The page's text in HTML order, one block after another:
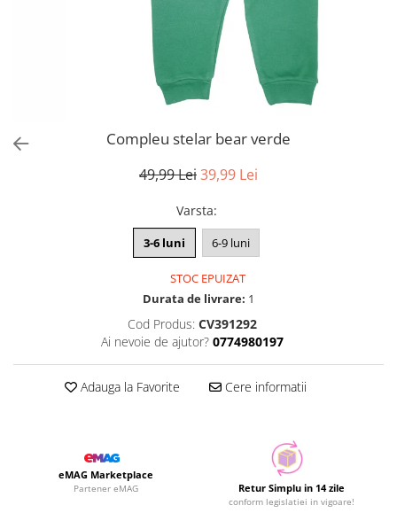
Compleu stelar bear verde
49,99 Lei39,99 Lei
Varsta:
3-6 luni 6-9 luni
STOC EPUIZAT
Durata de livrare: 1
Cod Produs: CV391292
Ai nevoie de ajutor? 0774980197
Adauga la Favorite Cere informatii
eMAG Marketplace
Partener eMAG Retur Simplu in 14 zile
conform legislatiei in vigoare!